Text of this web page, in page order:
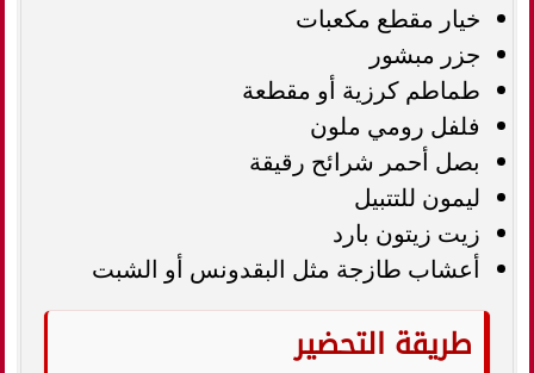
خيار مقطع مكعبات
جزر مبشور
طماطم كرزية أو مقطعة
فلفل رومي ملون
بصل أحمر شرائح رقيقة
ليمون للتتبيل
زيت زيتون بارد
أعشاب طازجة مثل البقدونس أو الشبت
طريقة التحضير